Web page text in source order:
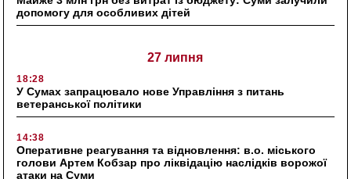
допомогу для особливих дітей
27 липня
18:28
У Сумах запрацювало нове Управління з питань
ветеранської політики
14:38
Оперативне реагування та відновлення: в.о. міського
голови Артем Кобзар про ліквідацію наслідків ворожої
атаки на Суми